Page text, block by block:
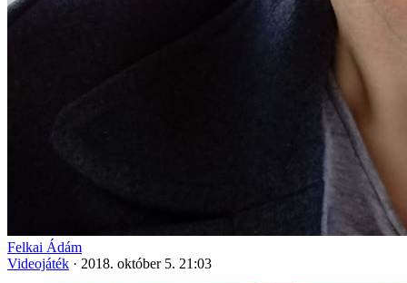
Felkai Ádám
Videojáték · 2018. október 5. 21:03